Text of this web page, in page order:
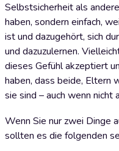
Selbstsicherheit als
haben, sondern einfach,
ist und dazugehört, sich
und dazuzulernen.
dieses Gefühl akzeptiert
haben, dass beide, Eltern
sie sind – auch wenn
Wenn Sie nur zwei Dinge
sollten es die folgenden